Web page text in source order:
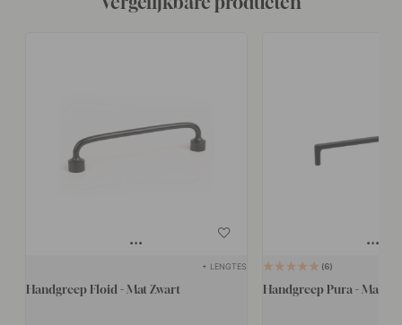
+ LENGTES
Handgreep Floid - Mat Zwart
6
Handgreep Pura - Mat